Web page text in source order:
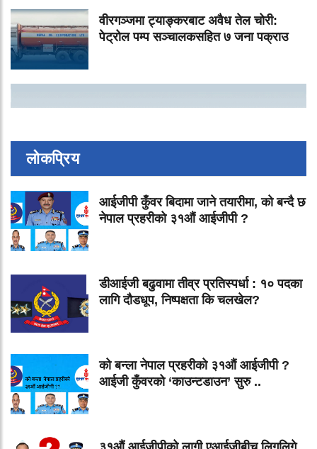
वीरगञ्जमा ट्याङ्करबाट अवैध तेल चोरी:
पेट्रोल पम्प सञ्चालकसहित ७ जना पक्राउ
लोकप्रिय
आईजीपी कुँवर बिदामा जाने तयारीमा, को बन्दै छ
नेपाल प्रहरीको ३१औं आईजीपी ?
डीआईजी बढुवामा तीव्र प्रतिस्पर्धा : १० पदका
लागि दौडधूप, निष्पक्षता कि चलखेल?
को बन्ला नेपाल प्रहरीको ३१औं आईजीपी ?
आईजी कुँवरको ‘काउन्टडाउन’ सुरु ..